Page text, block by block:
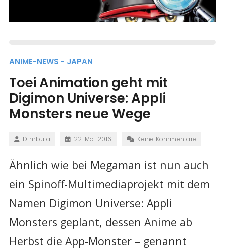
ANIME-NEWS - JAPAN
Toei Animation geht mit
Digimon Universe: Appli
Monsters neue Wege
Dimbula 22. Mai 2016 Keine Kommentare
Ähnlich wie bei Megaman ist nun auch
ein Spinoff-Multimediaprojekt mit dem
Namen Digimon Universe: Appli
Monsters geplant, dessen Anime ab
Herbst die App-Monster – genannt